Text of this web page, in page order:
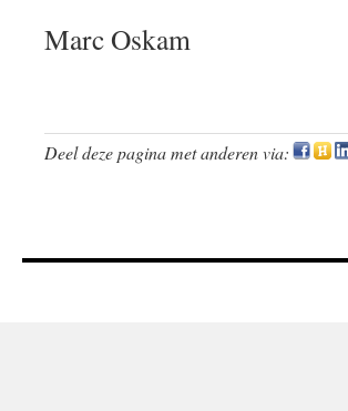
Marc Oskam
Deel deze pagina met anderen via: